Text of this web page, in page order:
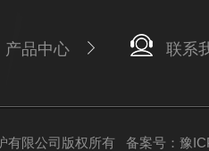
产品中心 联系
有限公司版权所有 备案号：豫